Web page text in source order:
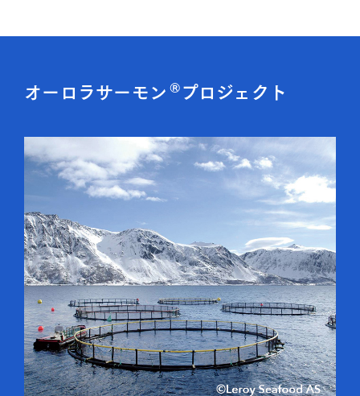
オーロラサーモン ®プロジェクト